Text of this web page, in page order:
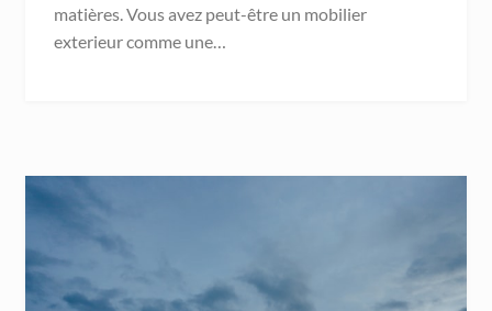
matières. Vous avez peut-être un mobilier
exterieur comme une…